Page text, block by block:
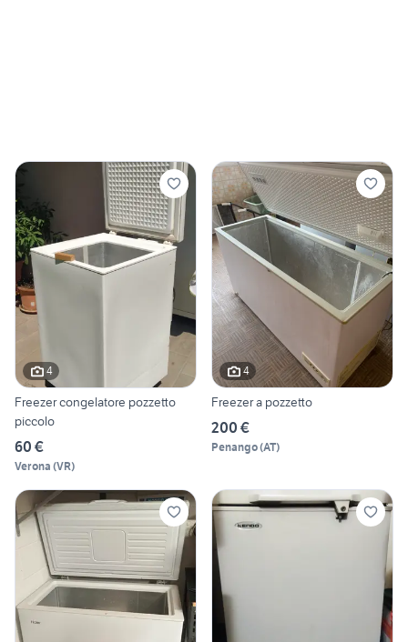
4
Freezer congelatore pozzetto
piccolo
60 €
Verona (VR)
4
Freezer a pozzetto
200 €
Penango(AT)